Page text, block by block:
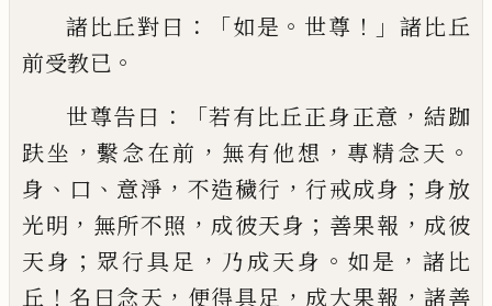
諸比丘對曰 ：「如是 。 世尊 ！」諸比丘
前受教已 。
世尊告曰 ：「若有比丘正身正意 ， 結跏
趺坐 ，繫念在前 ， 無有他想 ， 專精念天 。
身 、 口 、 意淨 ， 不造穢行 ，行戒成身 ； 身放
光明 ， 無所不照 ， 成彼天身 ； 善果報 ， 成彼
天身 ； 眾行具足 ， 乃成天身 。 如是 ， 諸比
丘 ！名曰念天 ， 便得具足 ， 成大果報 ，諸善